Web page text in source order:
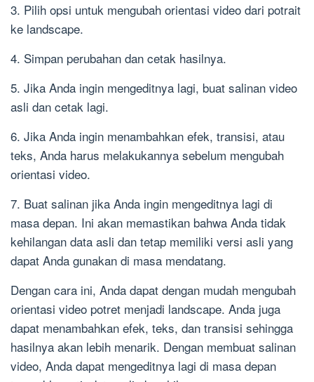
3. Pilih opsi untuk mengubah orientasi video dari potrait
ke landscape.
4. Simpan perubahan dan cetak hasilnya.
5. Jika Anda ingin mengeditnya lagi, buat salinan video
asli dan cetak lagi.
6. Jika Anda ingin menambahkan efek, transisi, atau
teks, Anda harus melakukannya sebelum mengubah
orientasi video.
7. Buat salinan jika Anda ingin mengeditnya lagi di
masa depan. Ini akan memastikan bahwa Anda tidak
kehilangan data asli dan tetap memiliki versi asli yang
dapat Anda gunakan di masa mendatang.
Dengan cara ini, Anda dapat dengan mudah mengubah
orientasi video potret menjadi landscape. Anda juga
dapat menambahkan efek, teks, dan transisi sehingga
hasilnya akan lebih menarik. Dengan membuat salinan
video, Anda dapat mengeditnya lagi di masa depan